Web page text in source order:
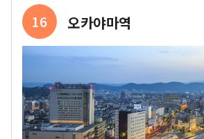
16 오카야마역